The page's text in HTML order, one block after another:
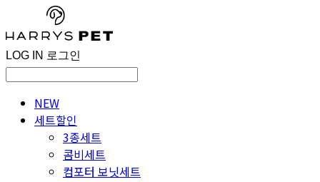
LOG IN 로그인
NEW
세트할인
3종세트
콤비세트
컴포터 보닛세트